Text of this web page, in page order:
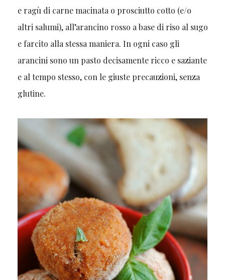
e ragù di carne macinata o prosciutto cotto (e/o
altri salumi), all’arancino rosso a base di riso al sugo
e farcito alla stessa maniera. In ogni caso gli
arancini sono un pasto decisamente ricco e saziante
e al tempo stesso, con le giuste precauzioni, senza
glutine.